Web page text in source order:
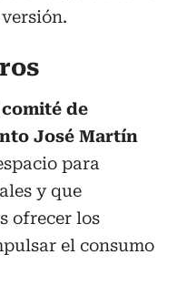
de
José Martín
para
y que
ofrecer los
el consumo